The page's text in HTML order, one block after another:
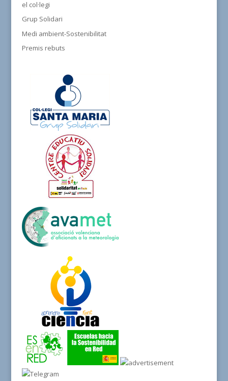
el col·legi
Grup Solidari
Medi ambient-Sostenibilitat
Premis rebuts